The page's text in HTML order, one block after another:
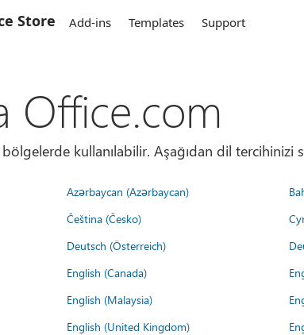
Store Add-ins Templates Support
Office.com
kullanılabilir. Aşağıdan dil tercihinizi
Azərbaycan (Azərbaycan)
Čeština (Česko)
Deutsch (Österreich)
English (Canada)
English (Malaysia)
English (United Kingdom)